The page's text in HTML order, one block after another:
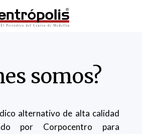
somos?
alternativo de alta calidad
por Corpocentro para